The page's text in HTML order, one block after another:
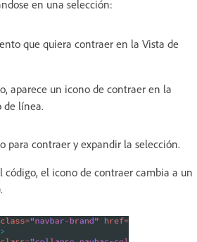
en una selección:
que quiera contraer en la Vista de
aparece un icono de contraer en la
de línea.
para contraer y expandir la selección.
código, el icono de contraer cambia a un